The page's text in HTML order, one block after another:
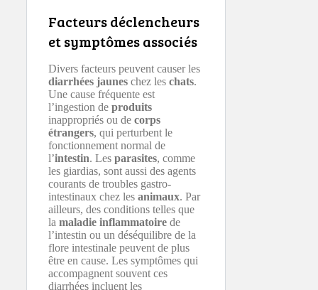
Facteurs déclencheurs
et symptômes associés
Divers facteurs peuvent causer les
diarrhées jaunes chez les chats.
Une cause fréquente est
l’ingestion de produits
inappropriés ou de corps
étrangers, qui perturbent le
fonctionnement normal de
l’intestin. Les parasites, comme
les giardias, sont aussi des agents
courants de troubles gastro-
intestinaux chez les animaux. Par
ailleurs, des conditions telles que
la maladie inflammatoire de
l’intestin ou un déséquilibre de la
flore intestinale peuvent de plus
être en cause. Les symptômes qui
accompagnent souvent ces
diarrhées incluent les